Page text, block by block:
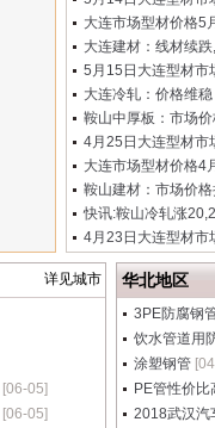
大连市场型材价格5
大连建材：线材续
5月15日大连型材市
大连冷轧：价格维
鞍山中厚板：市场
4月25日大连型材市
大连市场型材价格4
鞍山建材：市场价
快讯:鞍山冷轧涨
4月23日大连型材市
详见城市
[06-05]
[06-05]
华北地区
3PE防腐钢
饮水管道用
涂塑钢管
PE管性价比
2018武汉汽